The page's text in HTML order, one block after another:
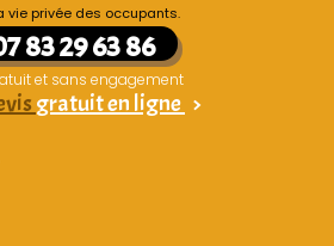
vie privée des occupants.
83 29 63 86
et sans engagement
gratuit en ligne >